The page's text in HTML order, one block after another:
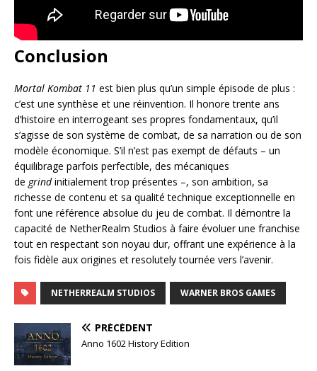
Conclusion
Mortal Kombat 11 est bien plus qu’un simple épisode de plus :
c’est une synthèse et une réinvention. Il honore trente ans
d’histoire en interrogeant ses propres fondamentaux, qu’il
s’agisse de son système de combat, de sa narration ou de son
modèle économique. S’il n’est pas exempt de défauts – un
équilibrage parfois perfectible, des mécaniques
de grindinitialement trop présentes –, son ambition, sa
richesse de contenu et sa qualité technique exceptionnelle en
font une référence absolue du jeu de combat. Il démontre la
capacité de NetherRealm Studios à faire évoluer une franchise
tout en respectant son noyau dur, offrant une expérience à la
fois fidèle aux origines et resolutely tournée vers l’avenir.
NETHERREALM STUDIOS WARNER BROS GAMES
PRÉCÉDENT
Anno 1602 History Edition